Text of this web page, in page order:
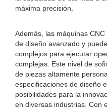
máxima precisión.
Además, las máquinas
de diseño avanzado y
complejos para ejecutar
complejas. Este nivel de
de piezas altamente
especificaciones de diseño
posibilidades para la
en diversas industrias. Con